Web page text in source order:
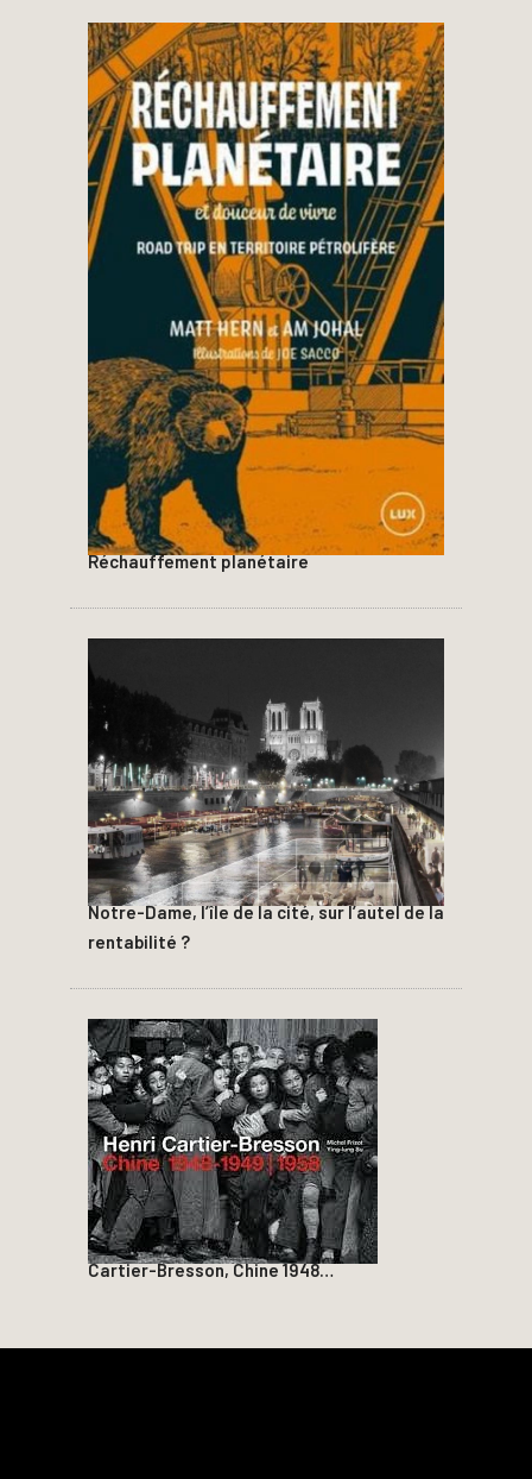
Réchauffement planétaire
Notre-Dame, l’île de la cité, sur l’autel de la
rentabilité ?
Cartier-Bresson, Chine 1948…